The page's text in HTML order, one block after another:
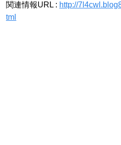
関連情報URL : http://
tml